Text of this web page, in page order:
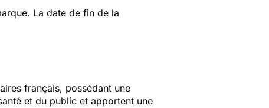
La date de fin de la
français, possédant une
et du public et apportent une